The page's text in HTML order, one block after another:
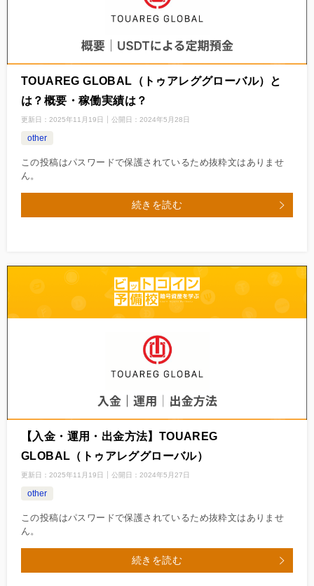
TOUAREG GLOBAL（トゥアレググローバル）と
は？概要・稼働実績は？
更新日： 2025年11月19日 公開日： 2024年5月28日
other
この投稿はパスワードで保護されているため抜粋文はありませ
ん。
続きを読む
【入金・運用・出金方法】TOUAREG
GLOBAL（トゥアレググローバル）
更新日： 2025年11月19日 公開日： 2024年5月27日
other
この投稿はパスワードで保護されているため抜粋文はありませ
ん。
続きを読む